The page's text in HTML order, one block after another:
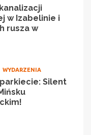
w Izabelinie i
rusza w
WYDARZENIA
Silent